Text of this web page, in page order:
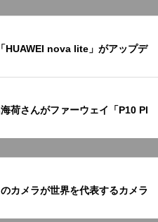
HUAWEI nova lite」がアップデ
荷さんがファーウェイ「P10 Pl
カメラが世界を代表するカメラ